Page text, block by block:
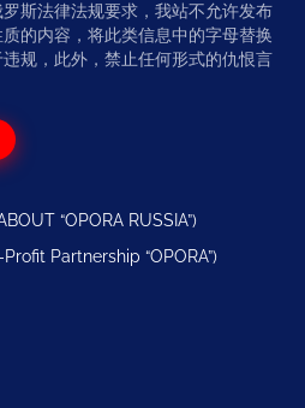
斯法律法规要求，我站不允许发布
的内容，将此类信息中的字母替换
规，此外，禁止任何形式的仇恨言
“OPORA RUSSIA”)
Partnership “OPORA”)